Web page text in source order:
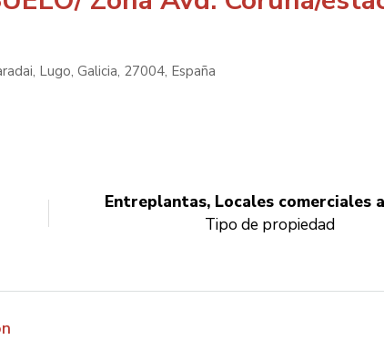
Lugo, Galicia, 27004, España
Entreplantas, Locales comerciales
Tipo de propiedad